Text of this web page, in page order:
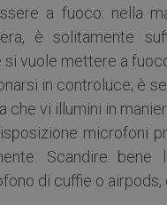
a fuoco: nella
è solitamente
si vuole mettere a
in controluce; è
che vi illumini in
microfoni
Scandire bene
di cuffie o airpods,